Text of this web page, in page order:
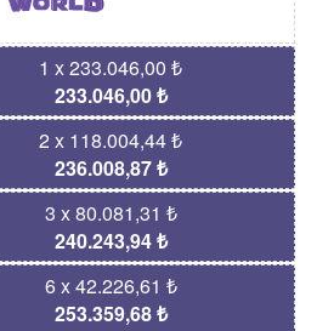
1 x 233.046,00 ₺
233.046,00 ₺
2 x 118.004,44 ₺
236.008,87 ₺
3 x 80.081,31 ₺
240.243,94 ₺
6 x 42.226,61 ₺
253.359,68 ₺